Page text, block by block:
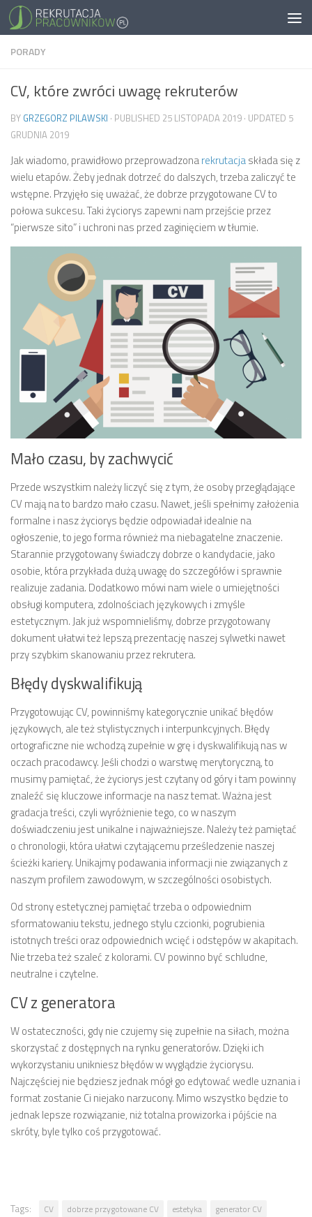
PORADY
CV, które zwróci uwagę rekruterów
BY GRZEGORZ PILAWSKI · PUBLISHED 25 LISTOPADA 2019 · UPDATED 5
GRUDNIA 2019
Jak wiadomo, prawidłowo przeprowadzonarekrutacjaskłada się z
wielu etapów. Żeby jednak dotrzeć do dalszych, trzeba zaliczyć te
wstępne. Przyjęło się uważać, że dobrze przygotowane CV to
połowa sukcesu. Taki życiorys zapewni nam przejście przez
“pierwsze sito” i uchroni nas przed zaginięciem w tłumie.
Mało czasu, by zachwycić
Przede wszystkim należy liczyć się z tym, że osoby przeglądające
CV mają na to bardzo mało czasu. Nawet, jeśli spełnimy założenia
formalne i nasz życiorys będzie odpowiadał idealnie na
ogłoszenie, to jego forma również ma niebagatelne znaczenie.
Starannie przygotowany świadczy dobrze o kandydacie, jako
osobie, która przykłada dużą uwagę do szczegółów i sprawnie
realizuje zadania. Dodatkowo mówi nam wiele o umiejętności
obsługi komputera, zdolnościach językowych i zmyśle
estetycznym. Jak już wspomnieliśmy, dobrze przygotowany
dokument ułatwi też lepszą prezentację naszej sylwetki nawet
przy szybkim skanowaniu przez rekrutera.
Błędy dyskwalifikują
Przygotowując CV, powinniśmy kategorycznie unikać błędów
językowych, ale też stylistycznych i interpunkcyjnych. Błędy
ortograficzne nie wchodzą zupełnie w grę i dyskwalifikują nas w
oczach pracodawcy. Jeśli chodzi o warstwę merytoryczną, to
musimy pamiętać, że życiorys jest czytany od góry i tam powinny
znaleźć się kluczowe informacje na nasz temat. Ważna jest
gradacja treści, czyli wyróżnienie tego, co w naszym
doświadczeniu jest unikalne i najważniejsze. Należy też pamiętać
o chronologii, która ułatwi czytającemu prześledzenie naszej
ścieżki kariery. Unikajmy podawania informacji nie związanych z
naszym profilem zawodowym, w szczególności osobistych.
Od strony estetycznej pamiętać trzeba o odpowiednim
sformatowaniu tekstu, jednego stylu czcionki, pogrubienia
istotnych treści oraz odpowiednich wcięć i odstępów w akapitach.
Nie trzeba też szaleć z kolorami. CV powinno być schludne,
neutralne i czytelne.
CV z generatora
W ostateczności, gdy nie czujemy się zupełnie na siłach, można
skorzystać z dostępnych na rynku generatorów. Dzięki ich
wykorzystaniu unikniesz błędów w wyglądzie życiorysu.
Najczęściej nie będziesz jednak mógł go edytować wedle uznania i
format zostanie Ci niejako narzucony. Mimo wszystko będzie to
jednak lepsze rozwiązanie, niż totalna prowizorka i pójście na
skróty, byle tylko coś przygotować.
Tags: CV dobrze przygotowane CV estetyka generator CV